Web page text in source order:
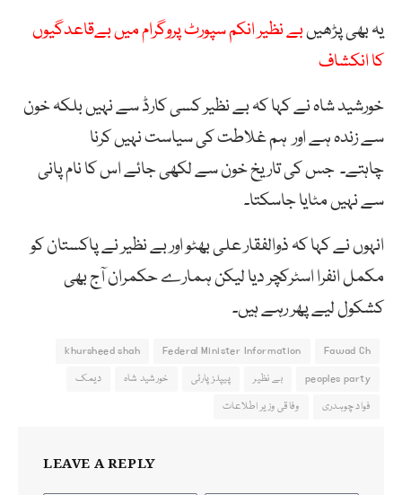
یہ بھی پڑھیںبے نظیر انکم سپورٹ پروگرام میں بےقاعدگیوں
کا انکشاف
خورشید شاہ نے کہا کہ بے نظیر کسی کارڈ سے نہیں بلکہ خون
سے زندہ ہے اور ہم غلاطت کی سیاست نہیں کرنا
چاہتے۔ جس کی تاریخ خون سے لکھی جائے اس کا نام پانی
سے نہیں مٹایا جاسکتا۔
انہوں نے کہا کہ ذوالفقار علی بھٹو اور بے نظیر نے پاکستان کو
مکمل انفرا اسٹرکچر دیا لیکن ہمارے حکمران آج بھی
کشکول لیے پھر رہے ہیں۔
Fawad Ch
Federal Minister Information
khursheed shah
peoples party
بے نظیر پیپلز پارٹی خورشید شاہ
دیمک
فواد چوہدری
وفاقی وزیر اطلاعات
LEAVE A REPLY